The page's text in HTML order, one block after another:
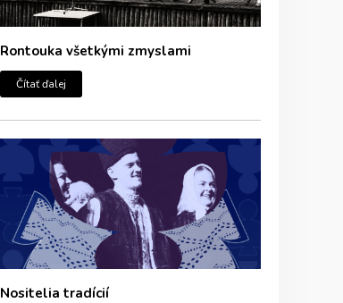
Rontouka všetkými zmyslami
Čítať ďalej
Nositelia tradícií